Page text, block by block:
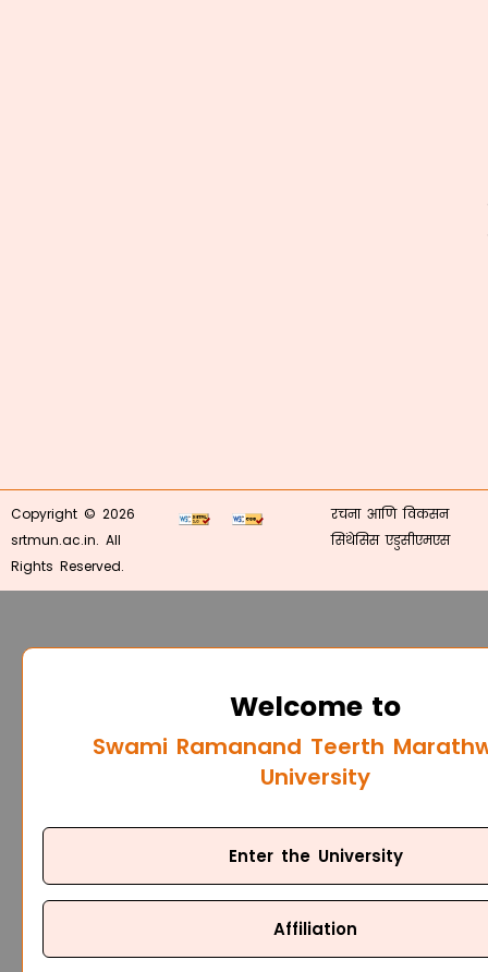
Copyright © 2026
srtmun.ac.in. All
Rights Reserved.
रचना आणि विकसन
सिंथेसिस एडुसीएमएस
Welcome to
Swami Ramanand Teerth
University
Enter the University
Affiliation